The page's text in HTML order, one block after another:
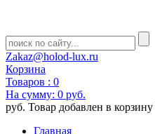
Zakaz@holod-lux.ru
Корзина
Товаров : 0
На сумму: 0 руб.
руб. Товар добавлен в корзину
Главная